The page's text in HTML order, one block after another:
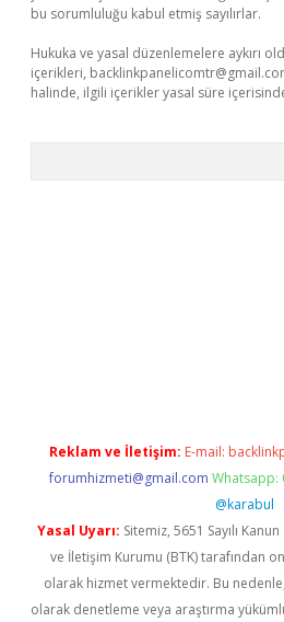
bu sorumluluğu kabul etmiş sayılırlar.
Hukuka ve yasal düzenlemelere aykırı
içerikleri,
halinde, ilgili içerikler yasal süre
Reklam ve İletişim: E-mail:
forumhizmeti@gmail.com Whatsapp:
@karabul
Yasal Uyarı: Sitemiz, 5651 Sayılı
ve İletişim Kurumu (BTK) tarafından
olarak hizmet vermektedir. Bu
olarak denetleme veya araştırma